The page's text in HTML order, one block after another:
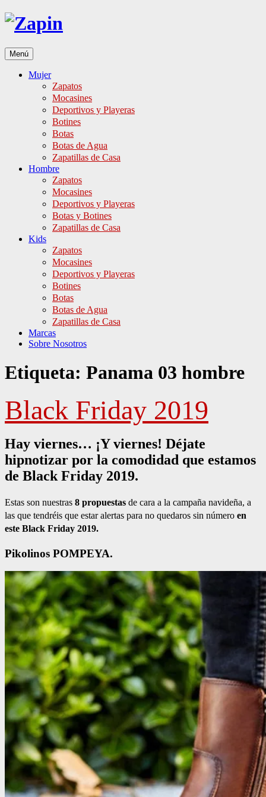
Ir
Menú
Mujer
Zapatos
Mocasines
Deportivos y Playeras
Botines
Botas
Botas de Agua
Zapatillas de Casa
Hombre
Zapatos
Mocasines
Deportivos y Playeras
Botas y Botines
Zapatillas de Casa
Kids
Zapatos
Mocasines
Deportivos y Playeras
Botines
Botas
Botas de Agua
Zapatillas de Casa
Marcas
Sobre Nosotros
Etiqueta: Panama 03 hombre
Black Friday 2019
Hay viernes… ¡Y viernes! Déjate
hipnotizar por la comodidad que estamos
de Black Friday 2019.
Estas son nuestras 8 propuestas de cara a la campaña navideña, a
las que tendréis que estar alertas para no quedaros sin número en
este Black Friday 2019.
Pikolinos POMPEYA.